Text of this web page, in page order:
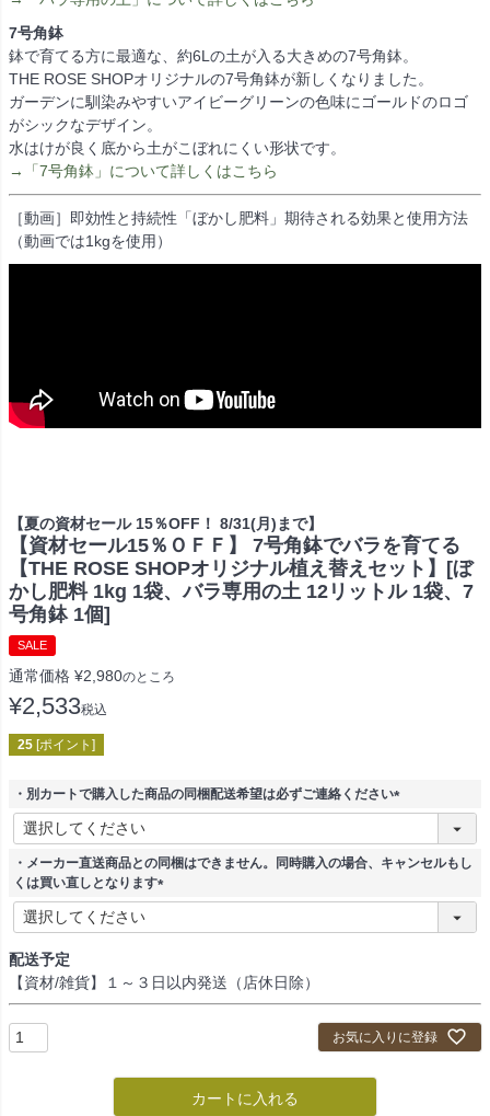
7号角鉢
鉢で育てる方に最適な、約6Lの土が入る大きめの7号角鉢。
THE ROSE SHOPオリジナルの7号角鉢が新しくなりました。
ガーデンに馴染みやすいアイビーグリーンの色味にゴールドのロゴ
がシックなデザイン。
水はけが良く底から土がこぼれにくい形状です。
→「7号角鉢」について詳しくはこちら
［動画］即効性と持続性「ぼかし肥料」期待される効果と使用方法
（動画では1kgを使用）
【夏の資材セール 15％OFF！ 8/31(月)まで】
【資材セール15％ＯＦＦ】 7号角鉢でバラを育てる
【THE ROSE SHOPオリジナル植え替えセット】[ぼ
かし肥料 1kg 1袋、バラ専用の土 12リットル 1袋、7
号角鉢 1個]
SALE
通常価格 ¥2,980のところ
¥2,533税込
25 [ポイント]
・別カートで購入した商品の同梱配送希望は必ずご連絡ください
(
須
・メーカー直送商品との同梱はできません。同時購入の場合、キャンセルもし
くは買い直しとなります
(
配送予定
【資材/雑貨】１～３日以内発送（店休日除）
お気に入りに登録
カートに入れる